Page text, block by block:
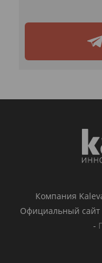
Компания
Официальный сайт
-